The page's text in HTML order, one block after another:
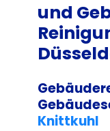
und
Knittkuhl